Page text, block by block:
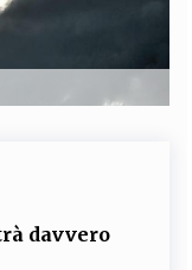
davvero